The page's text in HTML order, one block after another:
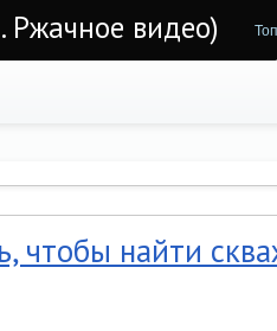
видео)
чтобы найти